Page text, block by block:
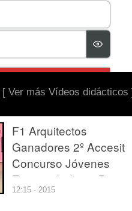
[ Ver más Vídeos didácticos
F1 Arquitectos
Ganadores 2º Accesit
Concurso Jóvenes
Emprendedores
UPV
12:15 · 2015